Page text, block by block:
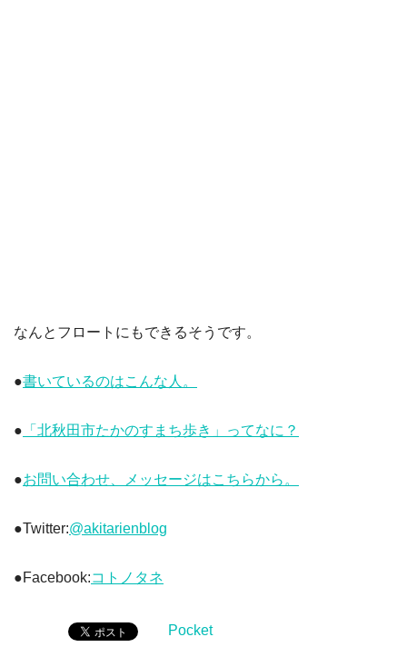
なんとフロートにもできるそうです。
●書いているのはこんな人。
● 「北秋田市たかのすまち歩き」ってなに？
●お問い合わせ、メッセージはこちらから。
●Twitter:@akitarienblog
●Facebook:コトノタネ
Pocket